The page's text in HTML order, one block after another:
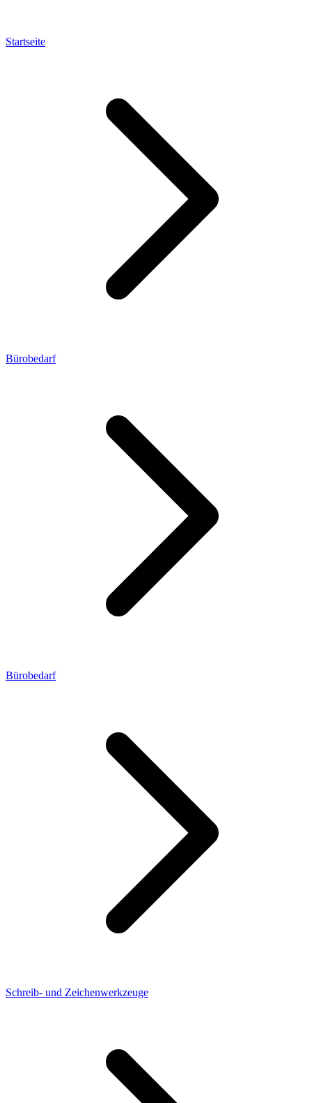
Startseite
Bürobedarf
Bürobedarf
Schreib- und Zeichenwerkzeuge